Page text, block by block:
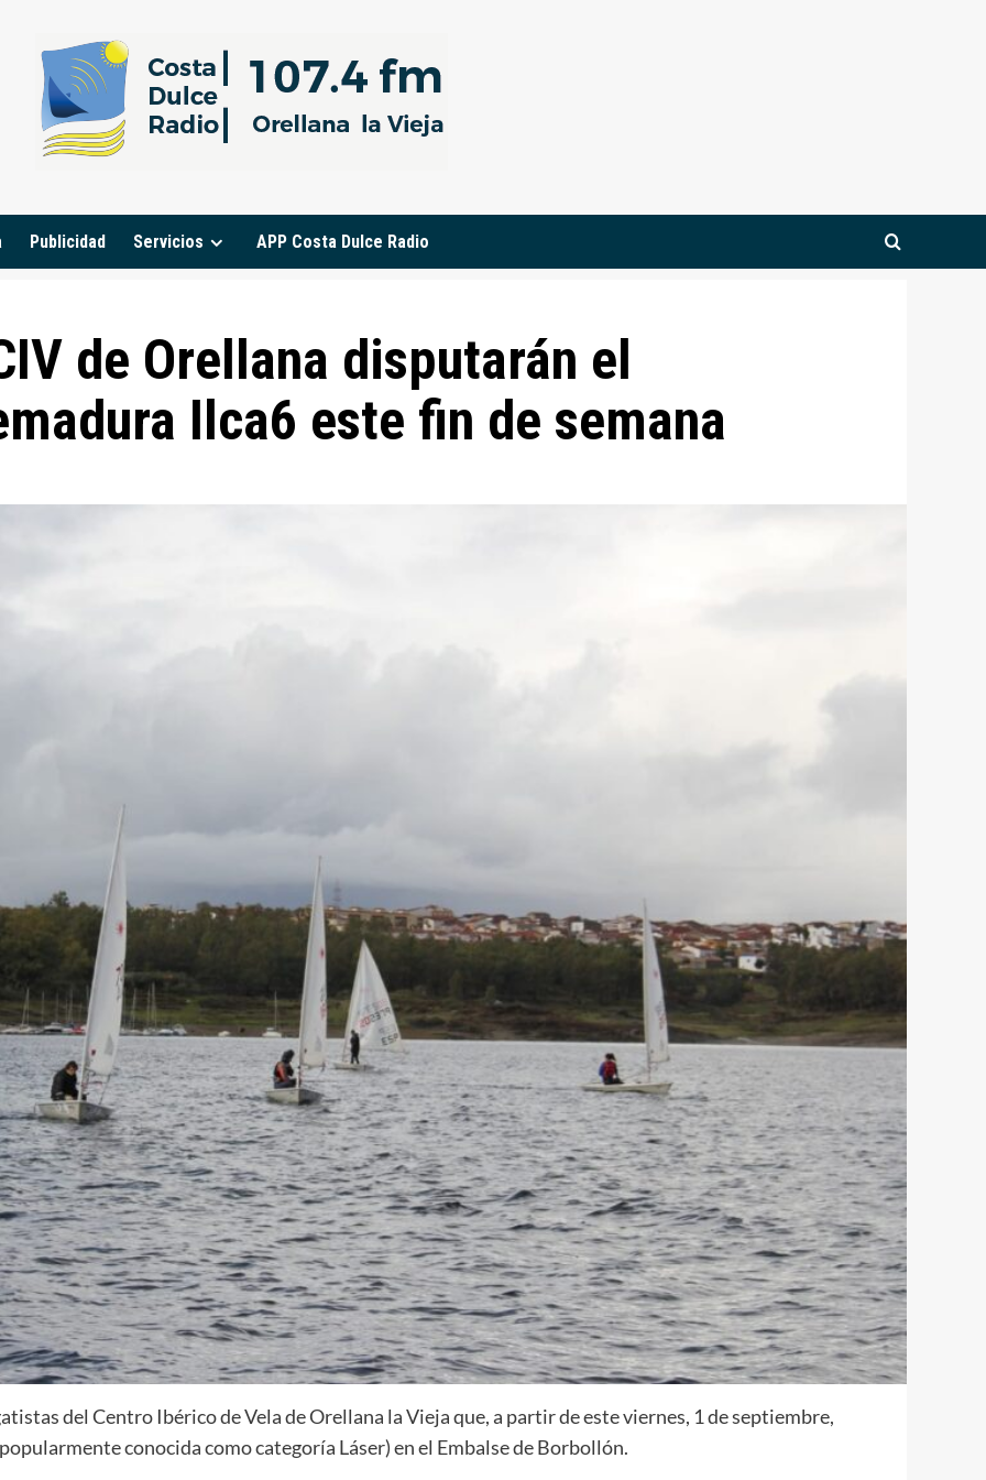
Publicidad Servicios APP Costa Dulce Radio
de Orellana disputarán el
Ilca6 este fin de semana
del Centro Ibérico de Vela de Orellana la Vieja que, a partir de este viernes, 1 de septiembre,
conocida como categoría Láser) en el Embalse de Borbollón.